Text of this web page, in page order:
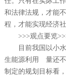
和法律法规，才能
程，才能实现经济
>>>观点要览
目前我国以小水
生能源利用 量还不
制定的规划目标看